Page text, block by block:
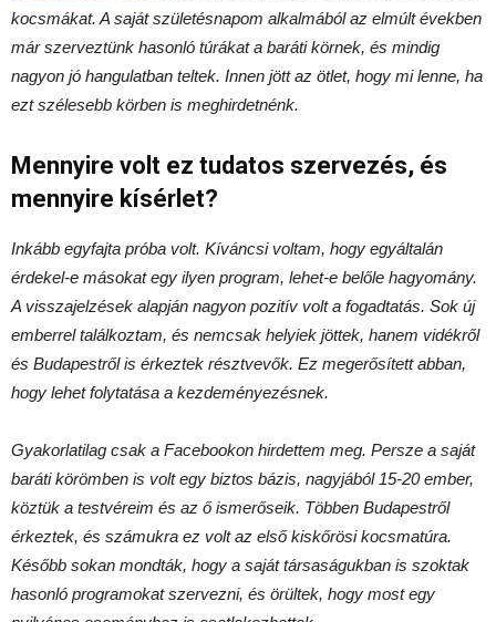
kocsmákat. A saját születésnapom alkalmából az elmúlt években
már szerveztünk hasonló túrákat a baráti körnek, és mindig
nagyon jó hangulatban teltek. Innen jött az ötlet, hogy mi lenne, ha
ezt szélesebb körben is meghirdetnénk.
Mennyire volt ez tudatos szervezés, és
mennyire kísérlet?
Inkább egyfajta próba volt. Kíváncsi voltam, hogy egyáltalán
érdekel-e másokat egy ilyen program, lehet-e belőle hagyomány.
A visszajelzések alapján nagyon pozitív volt a fogadtatás. Sok új
emberrel találkoztam, és nemcsak helyiek jöttek, hanem vidékről
és Budapestről is érkeztek résztvevők. Ez megerősített abban,
hogy lehet folytatása a kezdeményezésnek.
Gyakorlatilag csak a Facebookon hirdettem meg. Persze a saját
baráti körömben is volt egy biztos bázis, nagyjából 15-20 ember,
köztük a testvéreim és az ő ismerőseik. Többen Budapestről
érkeztek, és számukra ez volt az első kiskőrösi kocsmatúra.
Később sokan mondták, hogy a saját társaságukban is szoktak
hasonló programokat szervezni, és örültek, hogy most egy